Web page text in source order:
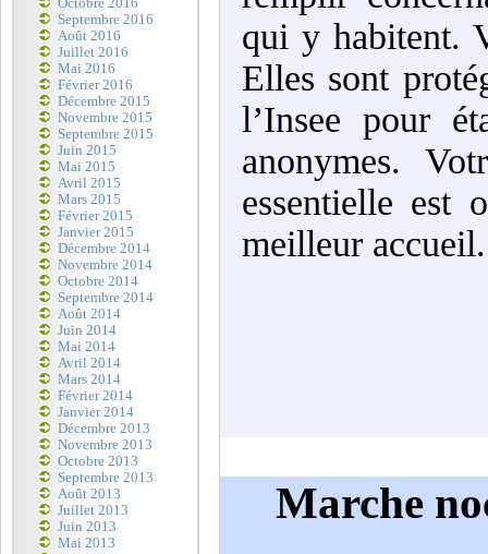
Septembre 2016
Août 2016
Juillet 2016
Mai 2016
Février 2016
Décembre 2015
Novembre 2015
Septembre 2015
Juin 2015
Mai 2015
Avril 2015
Mars 2015
Février 2015
Janvier 2015
Décembre 2014
Novembre 2014
Octobre 2014
Septembre 2014
Août 2014
Juin 2014
Mai 2014
Avril 2014
Mars 2014
Février 2014
Janvier 2014
Décembre 2013
Novembre 2013
Octobre 2013
Septembre 2013
Août 2013
Juillet 2013
Juin 2013
Mai 2013
qui y habitent.
Elles sont
l’Insee pour
anonymes.
essentielle est
meilleur accueil.
Marche